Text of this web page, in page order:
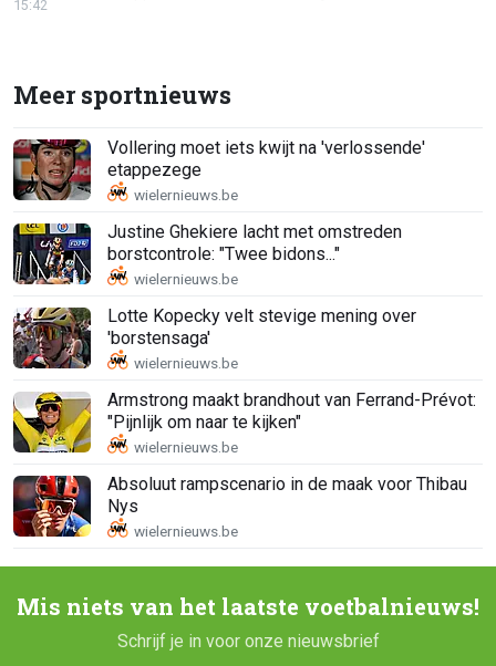
15:42
Meer sportnieuws
Vollering moet iets kwijt na 'verlossende'
etappezege
Justine Ghekiere lacht met omstreden
borstcontrole: "Twee bidons..."
Lotte Kopecky velt stevige mening over
'borstensaga'
Armstrong maakt brandhout van Ferrand-Prévot:
"Pijnlijk om naar te kijken"
Absoluut rampscenario in de maak voor Thibau
Nys
Mis niets van het laatste voetbalnieuws!
Schrijf je in voor onze nieuwsbrief